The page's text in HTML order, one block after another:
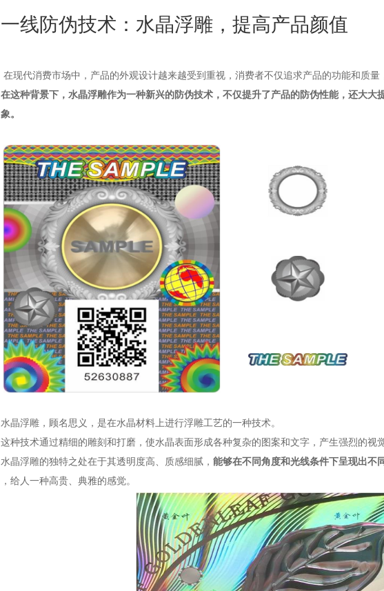
一线防伪技术：水晶浮雕，提高产品颜值
在现代消费市场中，产品的外观设计越来越受到重视，消费者不仅追求产品的功能和质量
在这种背景下，水晶浮雕作为一种新兴的防伪技术，不仅提升了产品的防伪性能，还大大
象。
水晶浮雕，顾名思义，是在水晶材料上进行浮雕工艺的一种技术。
这种技术通过精细的雕刻和打磨，使水晶表面形成各种复杂的图案和文字，产生强烈的视
水晶浮雕的独特之处在于其透明度高、质感细腻， 能够在不同角度和光线条件下呈现出不
，给人一种高贵、典雅的感觉。